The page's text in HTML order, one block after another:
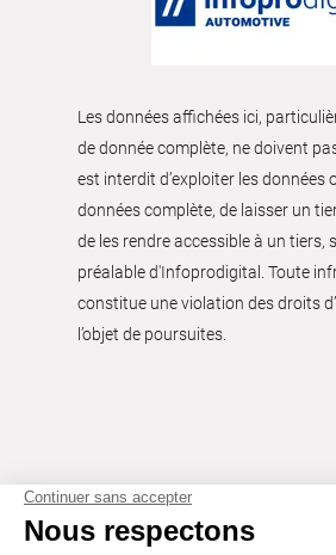
Les données affichées ici,
de donnée complète, ne doivent
est interdit d’exploiter les données
données complète, de laisser un
de les rendre accessible à un tiers,
préalable d'Infoprodigital. Toute
constitue une violation des droits
l’objet de poursuites.